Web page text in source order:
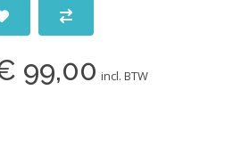
99,00 incl. BTW